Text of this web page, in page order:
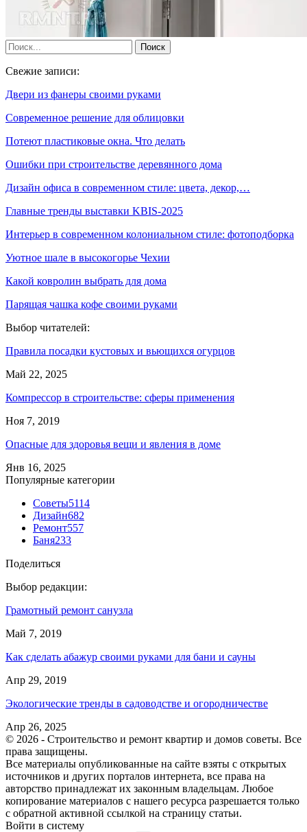
Свежие записи:
Двери из фанеры своими руками
Современное решение для облицовки
Потеют пластиковые окна. Что делать
Ошибки при строительстве деревянного дома
Дизайн офиса в современном стиле: цвета, декор,…
Главные тренды выставки KBIS-2025
Интерьер в современном колониальном стиле: фотоподборка
Уютное шале в высокогорье Чехии
Какой ковролин выбрать для дома
Парящая чашка кофе своими руками
Выбор читателей:
Правила посадки кустовых и вьющихся огурцов
Май 22, 2025
Компрессор в строительстве: сферы применения
Ноя 7, 2019
Опасные для здоровья вещи и явления в доме
Янв 16, 2025
Популярные категории
Советы5114
Дизайн682
Ремонт557
Баня233
Поделиться
Выбор редакции:
Грамотный ремонт санузла
Май 7, 2019
Как сделать абажур своими руками для бани и сауны
Апр 29, 2019
Экологические тренды в садоводстве и огородничестве
Апр 26, 2025
© 2026 - Строительство и ремонт квартир и домов советы. Все
права защищены.
Все материалы опубликованные на сайте взяты с открытых
источников и других порталов интернета, все права на
авторство принадлежат их законным владельцам. Любое
копирование материалов с нашего ресурса разрешается только
с обратной активной ссылкой на страницу статьи.
Войти в систему